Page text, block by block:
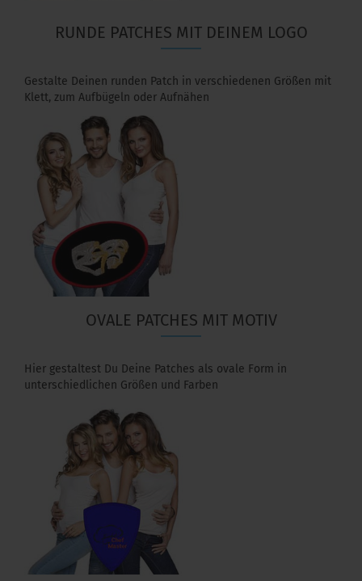
RUNDE PATCHES MIT DEINEM LOGO
Gestalte Deinen runden Patch in verschiedenen Größen mit
Klett, zum Aufbügeln oder Aufnähen
OVALE PATCHES MIT MOTIV
Hier gestaltest Du Deine Patches als ovale Form in
unterschiedlichen Größen und Farben